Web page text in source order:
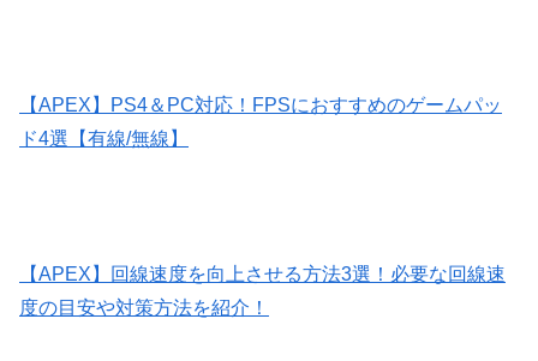
【APEX】PS4＆PC対応！FPSにおすすめのゲームパッ
ド4選【有線/無線】
【APEX】回線速度を向上させる方法3選！必要な回線速
度の目安や対策方法を紹介！